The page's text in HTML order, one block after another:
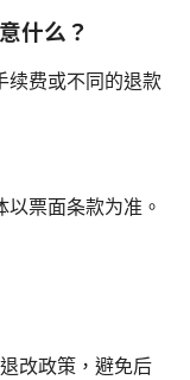
什么？
续费或不同的退款
票面条款为准。
改政策，避免后